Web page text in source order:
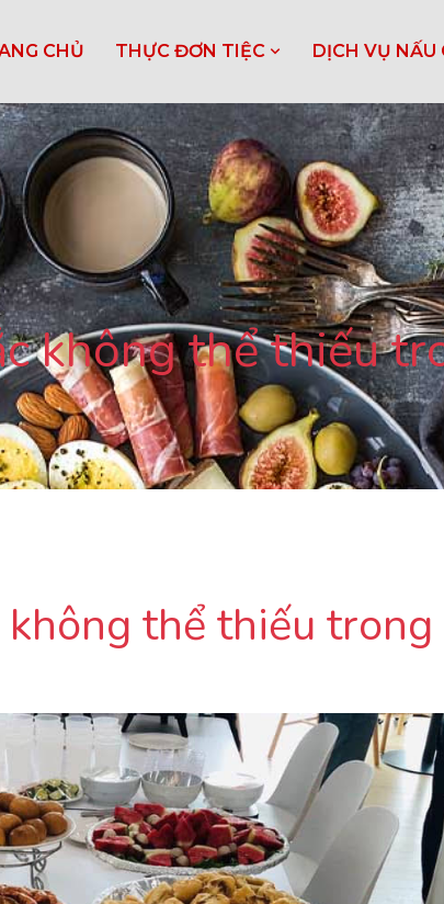
CHỦ THỰC ĐƠN TIỆC DỊCH VỤ NẤU
không thể thiếu
thể thiếu trong